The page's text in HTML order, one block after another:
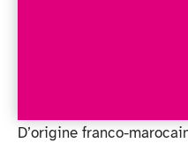
D’origine franco-